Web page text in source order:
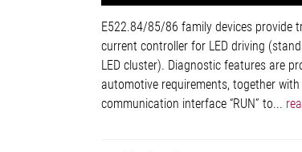
E522.84/85/86 family devices provide
current controller for LED driving
LED cluster). Diagnostic features are
automotive requirements, together with
communication interface “RUN” to...